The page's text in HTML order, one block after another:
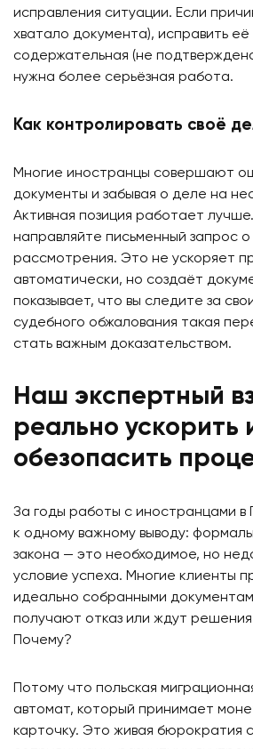
исправления ситуации. Если
хватало документа), исправить
содержательная (не
нужна более серьёзная работа.
Как контролировать своё
Многие иностранцы совершают
документы и забывая о деле на
Активная позиция работает
направляйте письменный запрос
рассмотрения. Это не ускоряет
автоматически, но создаёт
показывает, что вы следите за
судебного обжалования такая
стать важным доказательством.
Наш экспертный
реально ускорить
обезопасить
За годы работы с иностранцами
к одному важному выводу:
закона — это необходимое, но
условие успеха. Многие клиенты
идеально собранными
получают отказ или ждут
Почему?
Потому что польская
автомат, который принимает
карточку. Это живая бюрократия